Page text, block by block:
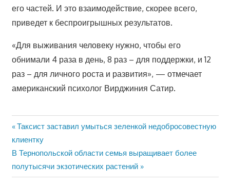
его частей. И это взаимодействие, скорее всего,
приведет к беспроигрышных результатов.
«Для выживания человеку нужно, чтобы его
обнимали 4 раза в день, 8 раз – для поддержки, и 12
раз – для личного роста и развития», — отмечает
американский психолог Вирджиния Сатир.
Навигация
по
записям
Предыдущая
запись:
Таксист заставил умыться зеленкой недобросовестную
клиентку
Следующая
запись:
В Тернопольской области семья выращивает более
полутысячи экзотических растений